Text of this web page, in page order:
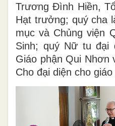
Trương Đình Hiền,
Hạt trưởng; quý cha
mục và Chủng viện
Sinh; quý Nữ tu đại
Giáo phận Qui Nhơn
Cho đại diện cho